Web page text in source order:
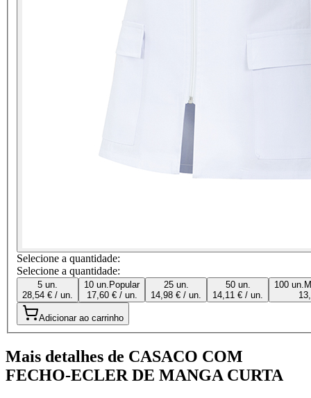
Selecione a quantidade:
Selecione a quantidade:
5 un.
28,54 € / un.
10 un. Popular
17,60 € / un.
25 un.
14,98 € / un.
50 un.
14,11 € / un.
100 un.
Adicionar ao carrinho
Mais detalhes de CASACO COM
FECHO-ECLER DE MANGA CURTA